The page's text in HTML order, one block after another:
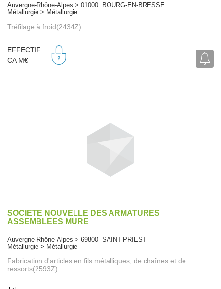
Auvergne-Rhône-Alpes > 01000 BOURG-EN-BRESSE
Métallurgie > Métallurgie
Tréfilage à froid(2434Z)
EFFECTIF
CA M€
SOCIETE NOUVELLE DES ARMATURES
ASSEMBLEES MURE
Auvergne-Rhône-Alpes > 69800 SAINT-PRIEST
Métallurgie > Métallurgie
Fabrication d'articles en fils métalliques, de chaînes et de
ressorts(2593Z)